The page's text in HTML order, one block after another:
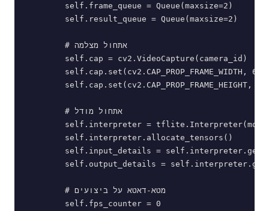
        self.frame_queue = Queue(maxsize=2)
        self.result_queue = Queue(maxsize=2)
        # אתחול מצלמה
        self.cap = cv2.VideoCapture(camera_id)
self.cap.set(cv2.CAP_PROP_FRAME_WIDTH,
self.cap.set(cv2.CAP_PROP_FRAME_HEIGHT,
        # אתחול מודל
self.interpreter =
        self.interpreter.allocate_tensors()
self.input_details =
self.output_details =
        # מטא-דאטא על ביצועים
        self.fps_counter = 0